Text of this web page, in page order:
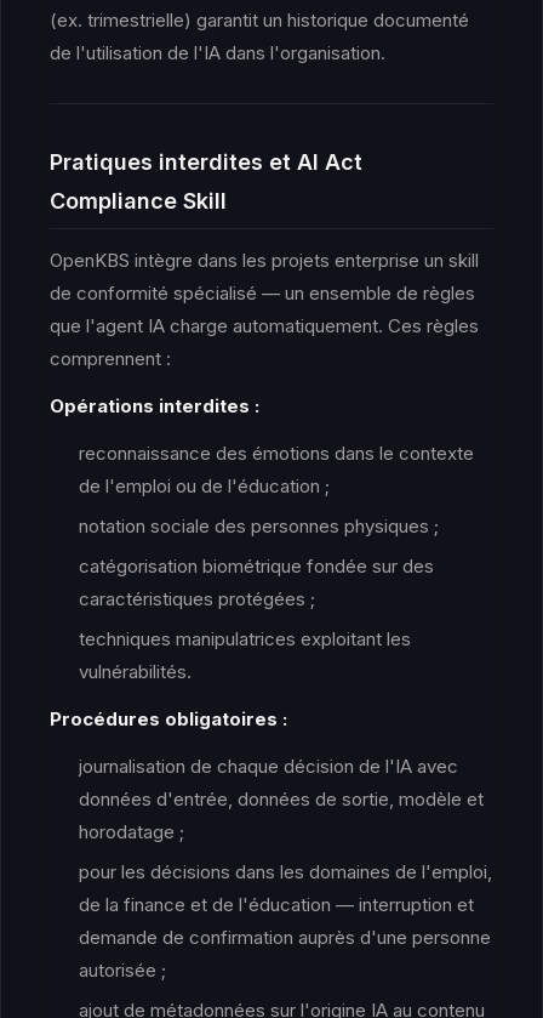
(ex. trimestrielle) garantit un historique documenté
de l'utilisation de l'IA dans l'organisation.
Pratiques interdites et AI Act
Compliance Skill
OpenKBS intègre dans les projets enterprise un skill
de conformité spécialisé — un ensemble de règles
que l'agent IA charge automatiquement. Ces règles
comprennent :
Opérations interdites :
reconnaissance des émotions dans le contexte
de l'emploi ou de l'éducation ;
notation sociale des personnes physiques ;
catégorisation biométrique fondée sur des
caractéristiques protégées ;
techniques manipulatrices exploitant les
vulnérabilités.
Procédures obligatoires :
journalisation de chaque décision de l'IA avec
données d'entrée, données de sortie, modèle et
horodatage ;
pour les décisions dans les domaines de l'emploi,
de la finance et de l'éducation — interruption et
demande de confirmation auprès d'une personne
autorisée ;
ajout de métadonnées sur l'origine IA au contenu